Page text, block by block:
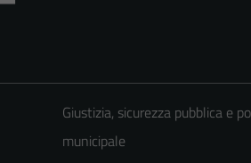
Giustizia, sicurezza pubblica e
municipale